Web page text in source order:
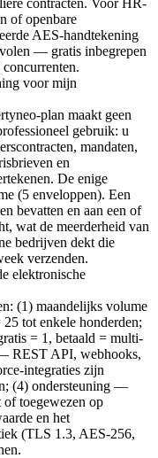
of openbare
AES-handtekening
— gratis inbegrepen
voor mijn
plan maakt geen
gebruik: u
mandaten,
en
De enige
(5 enveloppen). Een
bevatten en aan een of
wat de meerderheid van
bedrijven dekt die
verzenden.
elektronische
(1) maandelijks volume
tot enkele honderden;
= 1, betaald = multi-
REST API, webhooks,
integraties zijn
(4) ondersteuning —
toegewezen op
en het
(TLS 1.3, AES-256,